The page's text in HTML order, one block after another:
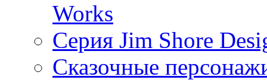
Works
Серия Jim Shore
Сказочные